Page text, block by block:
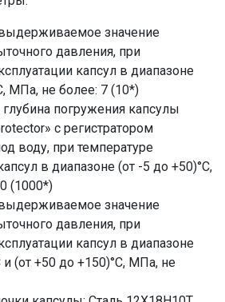
значение
давления, при
капсул в диапазоне
МПа, не более: 7 (10*)
погружения капсулы
с регистратором
воду, при температуре
в диапазоне (от -5 до +50)°С,
(1000*)
значение
давления, при
капсул в диапазоне
и (от +50 до +150)°С, МПа, не